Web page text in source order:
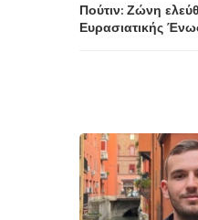
Πούτιν: Ζώνη
Ευρασιατικής